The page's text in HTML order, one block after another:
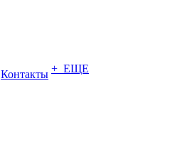
Контакты + ЕЩЕ